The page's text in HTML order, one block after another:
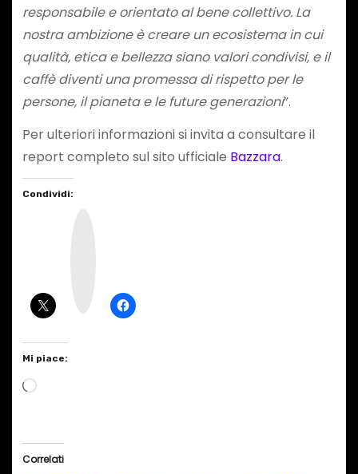
responsabile e orientato al bene collettivo. La
nostra ambizione è creare un ecosistema in cui
qualità, etica e bellezza siano valori condivisi, e il
caffè diventi una promessa di rispetto per le
persone, il pianeta e le future generazioni”.
Per ulteriori informazioni si invita a consultare il
report completo sul sito ufficiale Bazzara.
Condividi:
Mi piace:
C
Correlati